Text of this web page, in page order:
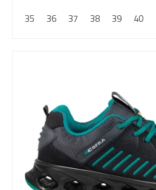
35
36 37 38 39 40